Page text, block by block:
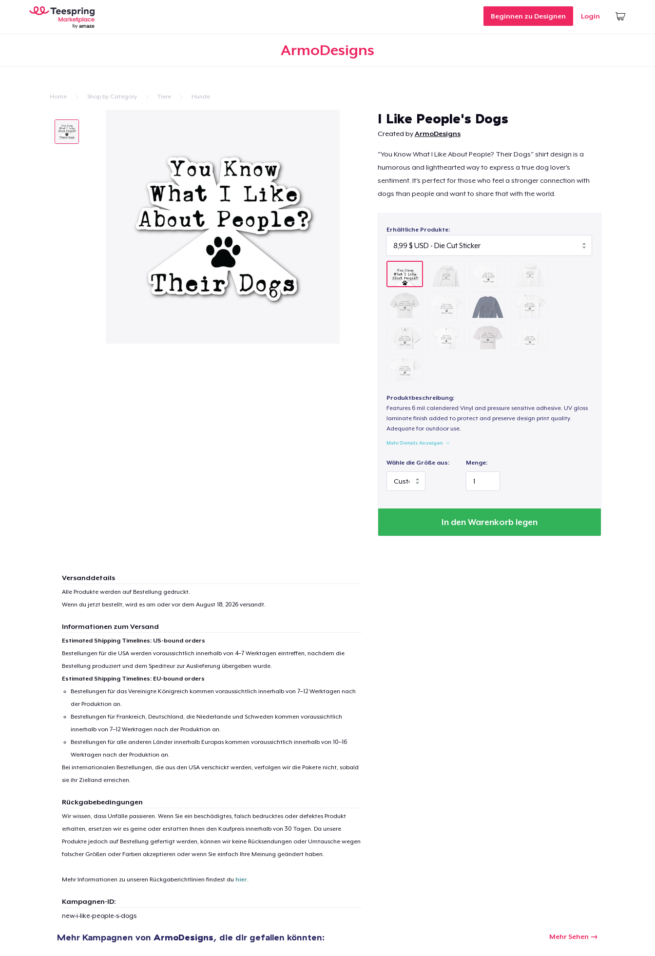
Beginnen zu Designen Login
ArmoDesigns
Home Shop by Category Tiere Hunde
I Like People's Dogs
Created byArmoDesigns
"You Know What I Like About People? Their Dogs" shirt design is a
humorous and lighthearted way to express a true dog lover's
sentiment. It's perfect for those who feel a stronger connection with
dogs than people and want to share that with the world.
Erhältliche Produkte:
Produktbeschreibung:
Features 6 mil calendered Vinyl and pressure sensitive adhesive. UV gloss
laminate finish added to protect and preserve design print quality.
Adequate for outdoor use.
Mehr Details Anzeigen
Wähle die Größe aus: Menge:
In den Warenkorb legen
Versanddetails
Alle Produkte werden auf Bestellung gedruckt.
Wenn du jetzt bestellt, wird es am oder vor dem August 18, 2026versandt.
Informationen zum Versand
Estimated Shipping Timelines: US-bound orders
Bestellungen für die USA werden voraussichtlich innerhalb von 4–7 Werktagen eintreffen, nachdem die
Bestellung produziert und dem Spediteur zur Auslieferung übergeben wurde.
Estimated Shipping Timelines: EU-bound orders
Bestellungen für das Vereinigte Königreich kommen voraussichtlich innerhalb von 7–12 Werktagen nach
der Produktion an.
Bestellungen für Frankreich, Deutschland, die Niederlande und Schweden kommen voraussichtlich
innerhalb von 7–12 Werktagen nach der Produktion an.
Bestellungen für alle anderen Länder innerhalb Europas kommen voraussichtlich innerhalb von 10–16
Werktagen nach der Produktion an.
Bei internationalen Bestellungen, die aus den USA verschickt werden, verfolgen wir die Pakete nicht, sobald
sie ihr Zielland erreichen.
Rückgabebedingungen
Wir wissen, dass Unfälle passieren. Wenn Sie ein beschädigtes, falsch bedrucktes oder defektes Produkt
erhalten, ersetzen wir es gerne oder erstatten Ihnen den Kaufpreis innerhalb von 30 Tagen. Da unsere
Produkte jedoch auf Bestellung gefertigt werden, können wir keine Rücksendungen oder Umtausche wegen
falscher Größen oder Farben akzeptieren oder wenn Sie einfach Ihre Meinung geändert haben.
Mehr Informationen zu unseren Rückgaberichtlinien findest du hier.
Kampagnen-ID:
new-i-like-people-s-dogs
Mehr Kampagnen von ArmoDesigns, die dir gefallen könnten: Mehr Sehen
Zur Kasse gehen
Die Cut Sticker